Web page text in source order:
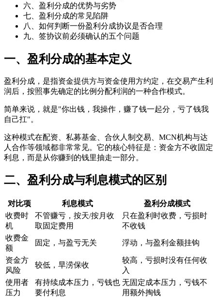
六、盈利分成的优势与劣势
七、盈利分成的常见陷阱
八、如何判断一份盈利分成协议是否合理
九、签协议前必须确认的五个问题
一、盈利分成的基本定义
盈利分成，是指资金提供方与资金使用方约定，在交易产生利
润后，按照事先确定的比例分配利润的一种合作模式。
简单来说，就是"你出钱，我操作，赚了钱一起分，亏了钱我
自己扛"。
这种模式在配资、私募基金、合伙人制交易、MCN机构与达
人合作等领域都非常常见。它的核心特征是：资金方不收固定
利息，而是从你赚到的钱里抽走一部分。
二、盈利分成与利息模式的区别
对比项 利息模式
盈利分成模式
收费时
机
不管赚亏，按天/按月收
取固定费用
只在盈利时收费，亏损时
不收钱
收费金
额
固定，与盈亏无关 浮动，与盈利金额挂钩
资金方
风险
较低，旱涝保收
较高，亏损时没有任何收
入
使用者
压力
有持续成本压力，亏钱也
要付利息
无固定成本压力，亏钱不
用额外掏钱